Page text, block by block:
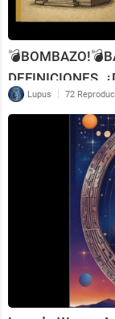
DEFINICIONES.
Lupus | 72